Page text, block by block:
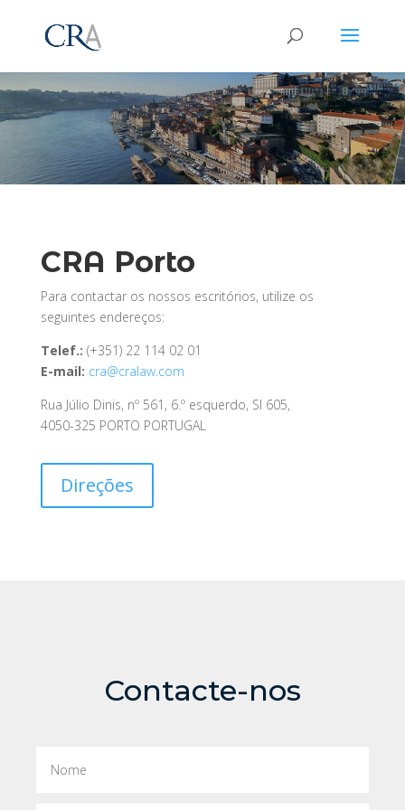
CRA Porto
Para contactar os nossos escritórios, utilize os
seguintes endereços:
Telef.: (+351) 22 114 02 01
E-mail: cra@cralaw.com
Rua Júlio Dinis, nº 561, 6.º esquerdo, SI 605,
4050-325 PORTO PORTUGAL
Direções
Contacte-nos